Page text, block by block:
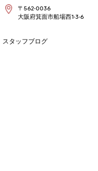
〒562-0036
大阪府箕面市船場西1-3-6
スタッフブログ